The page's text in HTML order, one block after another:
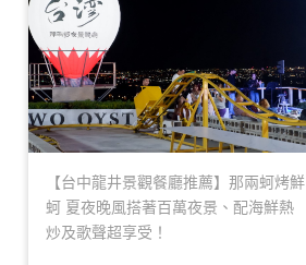
【台中龍井景觀餐廳推薦】那兩蚵烤鮮
蚵 夏夜晚風搭著百萬夜景、配海鮮熱
炒及歌聲超享受！